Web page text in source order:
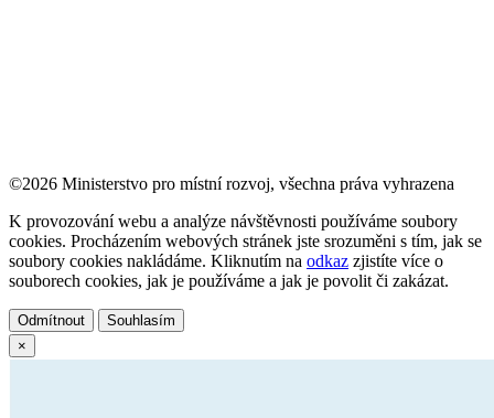
©2026 Ministerstvo pro místní rozvoj, všechna práva vyhrazena
K provozování webu a analýze návštěvnosti používáme soubory
cookies. Procházením webových stránek jste srozuměni s tím, jak se
soubory cookies nakládáme. Kliknutím na odkaz zjistíte více o
souborech cookies, jak je používáme a jak je povolit či zakázat.
Odmítnout
Souhlasím
×